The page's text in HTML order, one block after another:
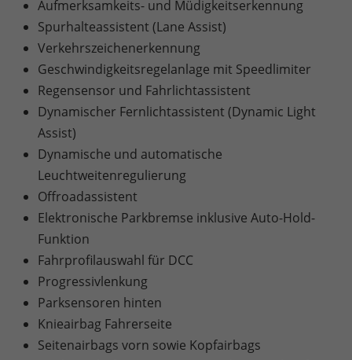
Aufmerksamkeits- und Müdigkeitserkennung
Spurhalteassistent (Lane Assist)
Verkehrszeichenerkennung
Geschwindigkeitsregelanlage mit Speedlimiter
Regensensor und Fahrlichtassistent
Dynamischer Fernlichtassistent (Dynamic Light
Assist)
Dynamische und automatische
Leuchtweitenregulierung
Offroadassistent
Elektronische Parkbremse inklusive Auto-Hold-
Funktion
Fahrprofilauswahl für DCC
Progressivlenkung
Parksensoren hinten
Knieairbag Fahrerseite
Seitenairbags vorn sowie Kopfairbags